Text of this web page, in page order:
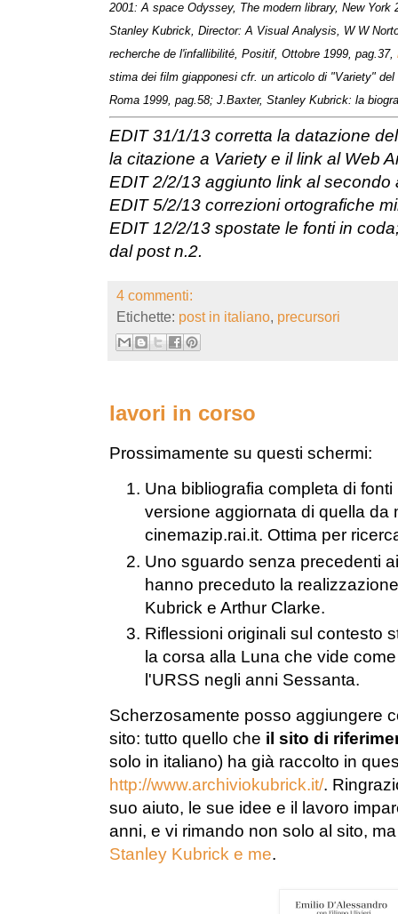
2001: A space Odyssey, The modern library, New York
Stanley Kubrick, Director: A Visual Analysis, W W
recherche de l'infallibilité, Positif, Ottobre 1999, pag.37,
stima dei film giapponesi cfr. un articolo di "Variety" del
Roma 1999, pag.58; J.Baxter, Stanley Kubrick: la
EDIT 31/1/13 corretta la datazione
la citazione a Variety e il link al Web
EDIT 2/2/13 aggiunto link al secondo
EDIT 5/2/13 correzioni ortografiche
EDIT 12/2/13 spostate le fonti in
dal post n.2.
4 commenti:
Etichette: post in italiano, precursori
lavori in corso
Prossimamente su questi schermi:
Una bibliografia completa di
versione aggiornata di quella da
cinemazip.rai.it. Ottima per
Uno sguardo senza precedenti
hanno preceduto la
Kubrick e Arthur Clarke.
Riflessioni originali sul contesto
la corsa alla Luna che vide
l'URSS negli anni Sessanta.
Scherzosamente posso aggiungere
sito: tutto quello che il sito di
solo in italiano) ha già raccolto in
http://www.archiviokubrick.it/.
suo aiuto, le sue idee e il lavoro
anni, e vi rimando non solo al sito,
Stanley Kubrick e me.